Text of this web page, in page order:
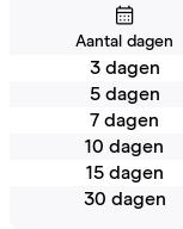
Aantal dagen
3 dagen
5 dagen
7 dagen
10 dagen
15 dagen
30 dagen